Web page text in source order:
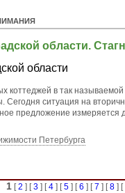
области.
области
коттеджей в так
Сегодня ситуация на
предложение измеряется
Петербурга
1 [2 ] [3 ] [4 ] [5 ] [6 ] [7 ] [8 ] [
области.